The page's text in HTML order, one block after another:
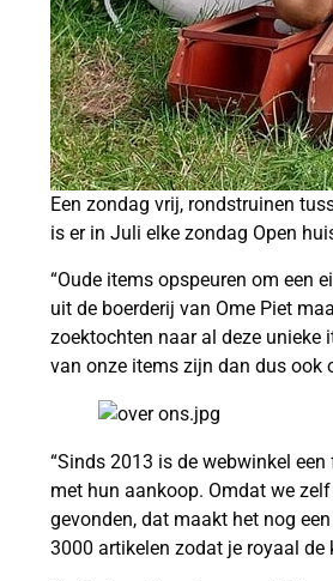
Een zondag vrij, rondstruinen
is er in Juli elke zondag Open
“Oude items opspeuren om een
uit de boerderij van Ome Piet
zoektochten naar al deze unieke
van onze items zijn dan dus ook
“Sinds 2013 is de webwinkel
met hun aankoop. Omdat we
gevonden, dat maakt het nog
3000 artikelen zodat je royaal de